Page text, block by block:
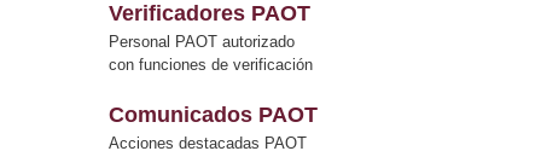
Verificadores PAOT
Personal PAOT autorizado
con funciones de verificación
Comunicados PAOT
Acciones destacadas PAOT